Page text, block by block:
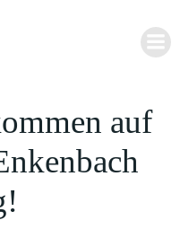
auf